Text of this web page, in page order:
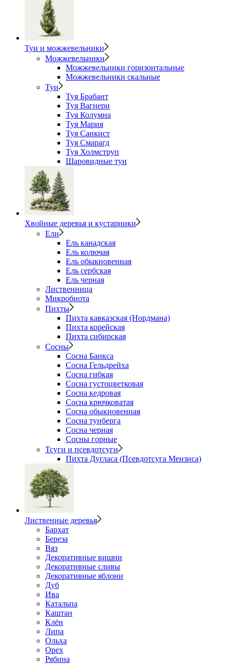
Туи и можжевельники
Можжевельники
Можжевельники горизонтальные
Можжевельники скальные
Туи
Туя Брабант
Туя Вагнери
Туя Колумна
Туя Мария
Туя Санкист
Туя Смарагд
Туя Холмструп
Шаровидные туи
Хвойные деревья и кустарники
Ели
Ель канадская
Ель колючая
Ель обыкновенная
Ель сербская
Ель черная
Лиственница
Микробиота
Пихты
Пихта кавказская (Нордмана)
Пихта корейская
Пихта сибирская
Сосны
Сосна Банкса
Сосна Гельдрейха
Сосна гибкая
Сосна густоцветковая
Сосна кедровая
Сосна крючковатая
Сосна обыкновенная
Сосна тунберга
Сосна черная
Сосны горные
Тсуги и псевдотсуги
Пихта Дугласа (Псевдотсуга Мензиса)
Лиственные деревья
Бархат
Береза
Вяз
Декоративные вишни
Декоративные сливы
Декоративные яблони
Дуб
Ива
Катальпа
Каштан
Клён
Липа
Ольха
Орех
Рябина